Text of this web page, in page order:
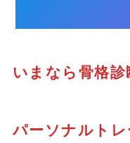
いまなら骨格診
パーソナルト